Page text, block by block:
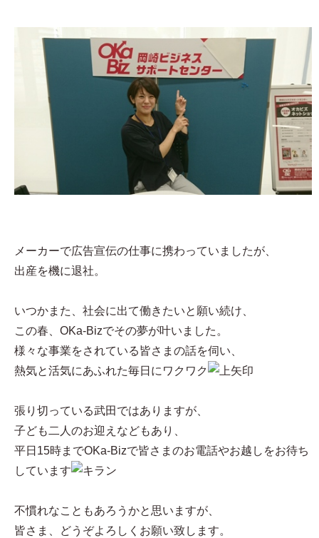
メーカーで広告宣伝の仕事に携わっていましたが、
出産を機に退社。
いつかまた、社会に出て働きたいと願い続け、
この春、OKa-Bizでその夢が叶いました。
様々な事業をされている皆さまの話を伺い、
熱気と活気にあふれた毎日にワクワク
張り切っている武田ではありますが、
子ども二人のお迎えなどもあり、
平日15時までOKa-Bizで皆さまのお電話やお越しをお待ち
しています
不慣れなこともあろうかと思いますが、
皆さま、どうぞよろしくお願い致します。